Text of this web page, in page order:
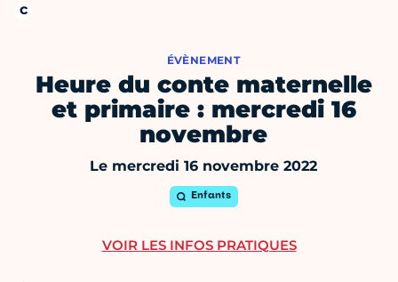
ÉVÈNEMENT
Heure du conte maternelle
et primaire : mercredi 16
novembre
Le mercredi 16 novembre 2022
Enfants
VOIR LES INFOS PRATIQUES